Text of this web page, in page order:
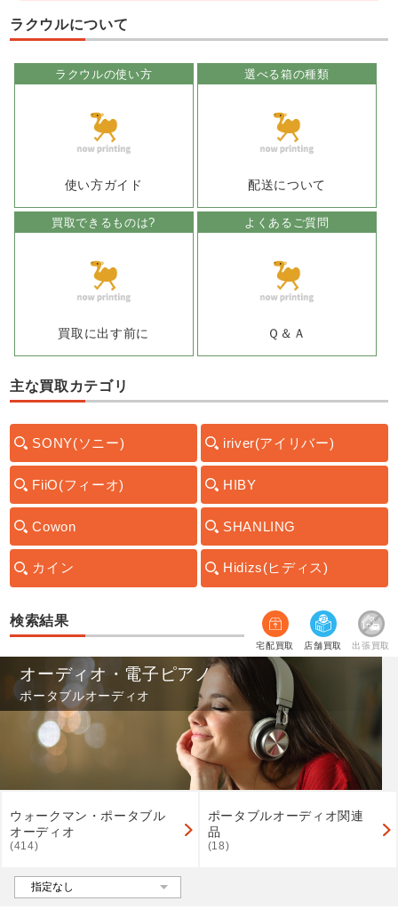
ラクウルについて
ラクウルの使い方
使い方ガイド
選べる箱の種類
配送について
買取できるものは?
買取に出す前に
よくあるご質問
Ｑ＆Ａ
主な買取カテゴリ
SONY(ソニー) iriver(アイリバー)
FiiO(フィーオ) HIBY
Cowon SHANLING
カイン Hidizs(ヒディス)
検索結果
宅配買取 店舗買取 出張買取
オーディオ・電子ピアノ
ポータブルオーディオ
ウォークマン・ポータブル
オーディオ
(414)
ポータブルオーディオ関連
品
(18)